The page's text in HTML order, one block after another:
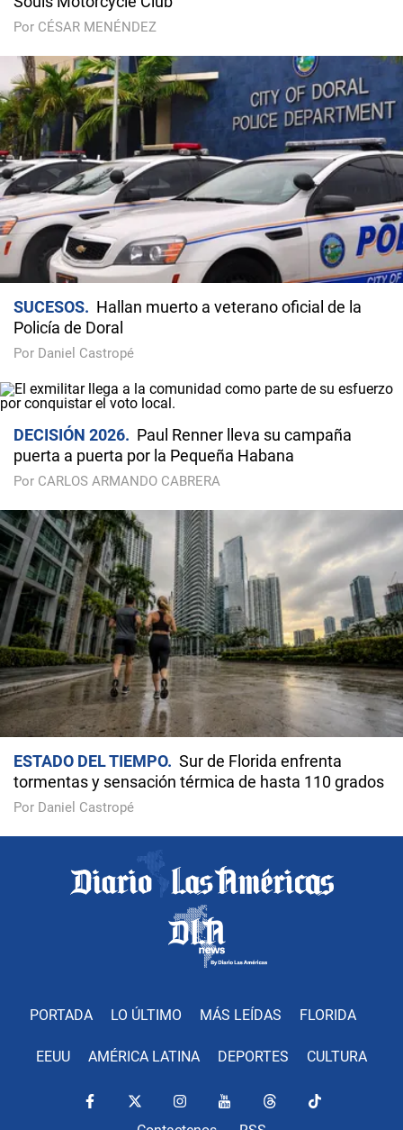
Por CÉSAR MENÉNDEZ
SUCESOS
Hallan muerto a veterano oficial de la
Policía de Doral
Por Daniel Castropé
DECISIÓN 2026
Paul Renner lleva su campaña
puerta a puerta por la Pequeña Habana
Por CARLOS ARMANDO CABRERA
ESTADO DEL TIEMPO
Sur de Florida enfrenta
tormentas y sensación térmica de hasta 110 grados
Por Daniel Castropé
PORTADA LO ÚLTIMO MÁS LEÍDAS FLORIDA
EEUU AMÉRICA LATINA DEPORTES CULTURA